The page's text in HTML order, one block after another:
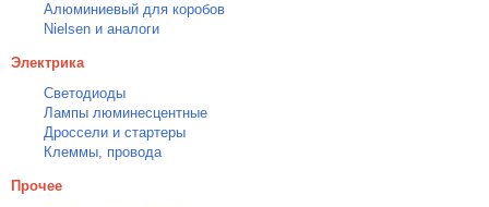
Алюминиевый для коробов
Nielsen и аналоги
Электрика
Светодиоды
Лампы люминесцентные
Дроссели и стартеры
Клеммы, провода
Прочее